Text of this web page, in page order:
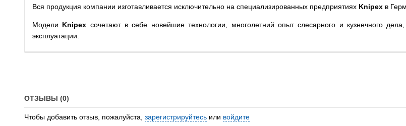
Вся продукция компании изготавливается исключительно на специализированных предприятиях Knipex в
Модели Knipex сочетают в себе новейшие технологии, многолетний опыт слесарного и кузнечного
эксплуатации.
ОТЗЫВЫ (0)
Чтобы добавить отзыв, пожалуйста, зарегистрируйтесь или войдите